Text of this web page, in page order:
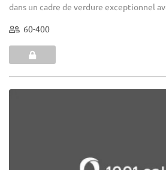
dans un cadre de verdure exceptionnel
60-400